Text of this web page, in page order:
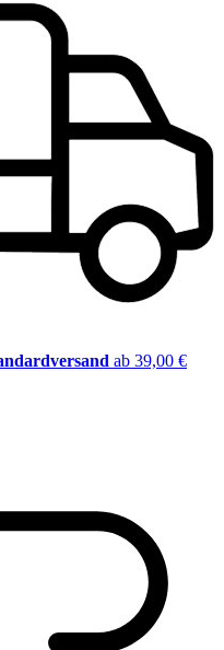
ab 39,00 €